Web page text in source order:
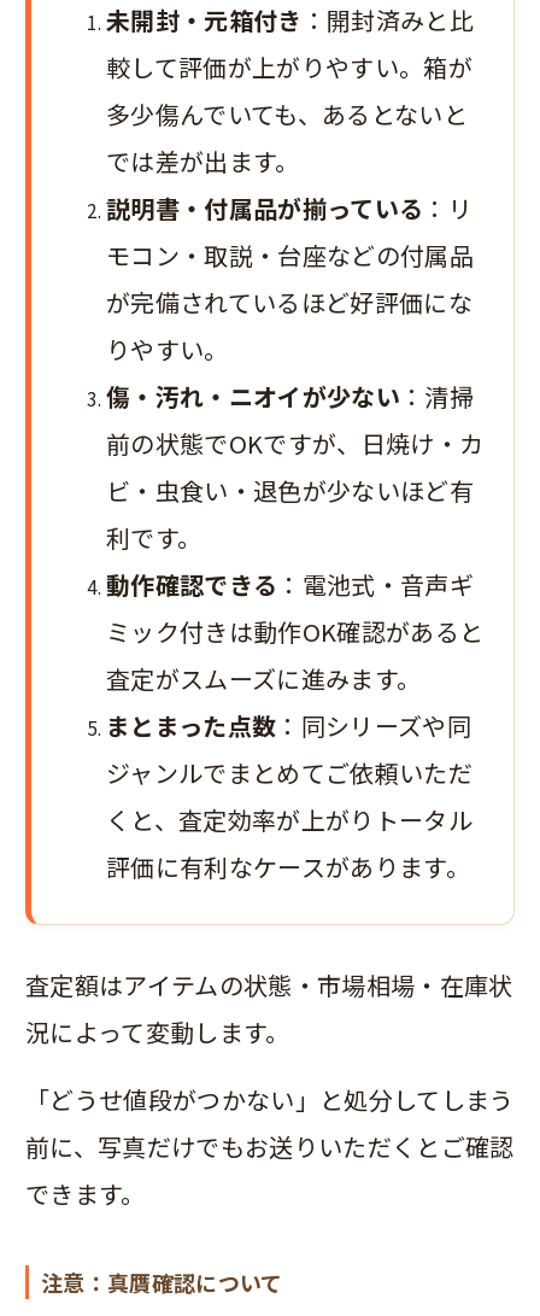
未開封・元箱付き ：開封済みと比
較して評価が上がりやすい。箱が
多少傷んでいても、あるとないと
では差が出ます。
説明書・付属品が揃っている ：リ
モコン・取説・台座などの付属品
が完備されているほど好評価にな
りやすい。
傷・汚れ・ニオイが少ない ：清掃
前の状態でOKですが、日焼け・カ
ビ・虫食い・退色が少ないほど有
利です。
動作確認できる ：電池式・音声ギ
ミック付きは動作OK確認があると
査定がスムーズに進みます。
まとまった点数 ：同シリーズや同
ジャンルでまとめてご依頼いただ
くと、査定効率が上がりトータル
評価に有利なケースがあります。
査定額はアイテムの状態・市場相場・在庫状
況によって変動します。
「どうせ値段がつかない」と処分してしまう
前に、写真だけでもお送りいただくとご確認
できます。
注意：真贋確認について